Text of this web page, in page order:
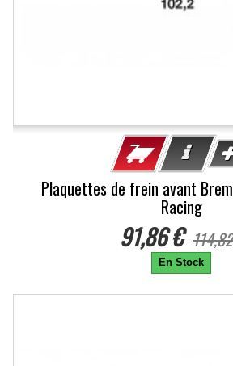
Plaquettes de frein avant
Racing
91,86 €
En Stock